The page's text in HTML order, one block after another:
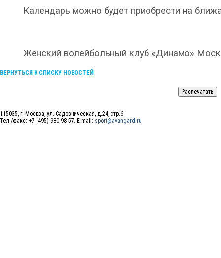
Календарь можно будет приобрести на
Женский волейбольный клуб «Динамо»
ВЕРНУТЬСЯ К СПИСКУ НОВОСТЕЙ
115035, г. Москва, ул. Садовническая, д.24, стр.6.
Тел./факс: +7 (495) 980-98-57. E-mail: sport@avangard.ru